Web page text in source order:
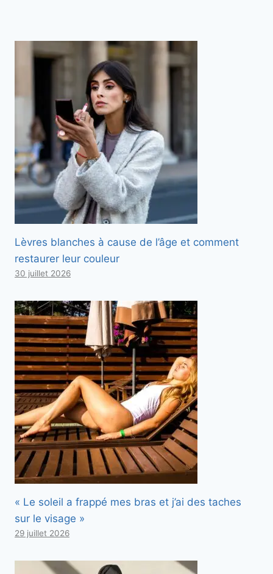
Lèvres blanches à cause de l’âge et comment
restaurer leur couleur
30 juillet 2026
« Le soleil a frappé mes bras et j’ai des taches
sur le visage »
29 juillet 2026